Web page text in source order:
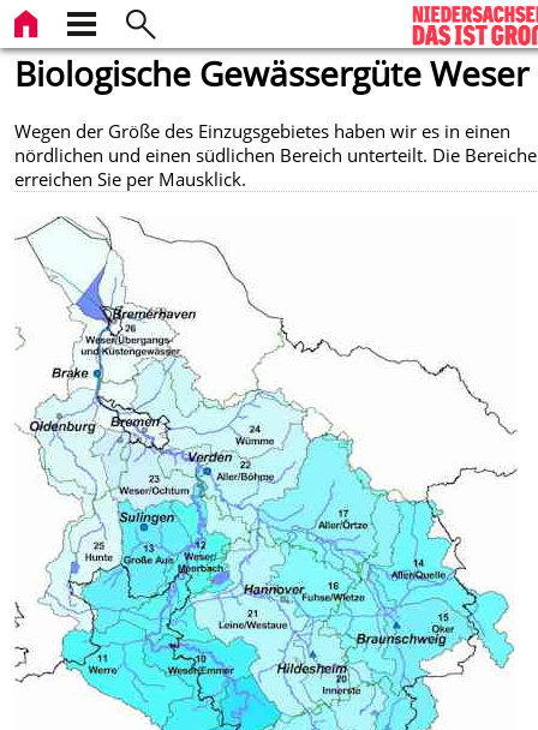
Biologische Gewässergüte Weser
Wegen der Größe des Einzugsgebietes haben wir es in einen
nördlichen und einen südlichen Bereich unterteilt. Die Bereiche
erreichen Sie per Mausklick.